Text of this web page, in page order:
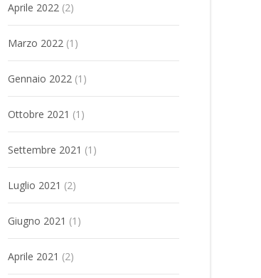
Aprile 2022 (2)
Marzo 2022 (1)
Gennaio 2022 (1)
Ottobre 2021 (1)
Settembre 2021 (1)
Luglio 2021 (2)
Giugno 2021 (1)
Aprile 2021 (2)